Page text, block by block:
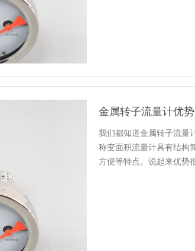
金属转子流量计优
我们都知道金属转子流量
称变面积流量计具有结构
方便等特点。说起来优势